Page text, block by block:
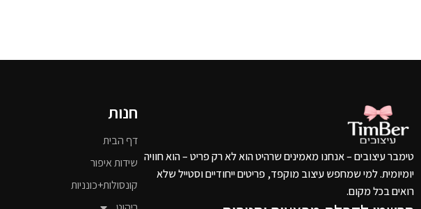
טימבר עיצובים – אנחנו מאמינים שרהיט הוא לא רק פריט – הוא חוויה
יומיומית. למי שמחפש עיצוב מוקפד, פריטים ייחודיים וסטייל שלא
רואים בכל מקום.
חנות
דף הבית
שידות איפור
קונסולות+כונניות